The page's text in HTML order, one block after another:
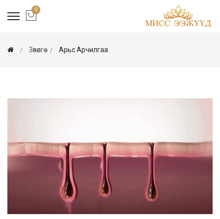
0
Зөвөлгөө Арьс Арчилгаа